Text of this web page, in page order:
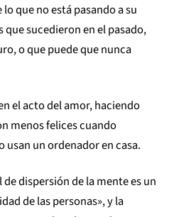
que no está pasando a su
sucedieron en el pasado,
o que puede que nunca
el acto del amor, haciendo
menos felices cuando
usan un ordenador en casa.
dispersión de la mente es un
de las personas», y la